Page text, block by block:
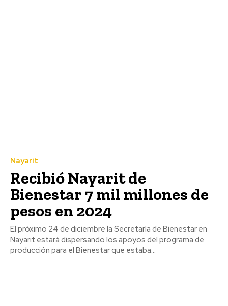
Nayarit
Recibió Nayarit de
Bienestar 7 mil millones de
pesos en 2024
El próximo 24 de diciembre la Secretaría de Bienestar en
Nayarit estará dispersando los apoyos del programa de
producción para el Bienestar que estaba...